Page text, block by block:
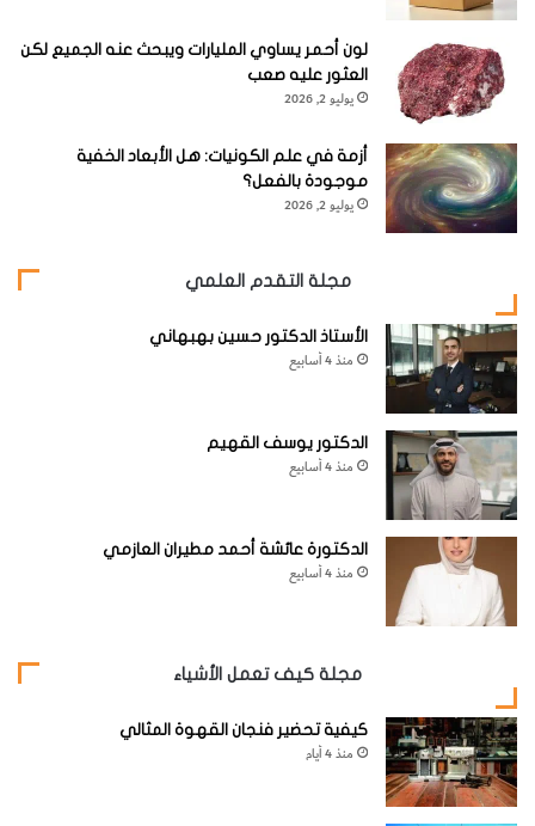
لون أحمر يساوي المليارات ويبحث عنه الجميع لكن
العثور عليه صعب
يوليو 2, 2026
أزمة في علم الكونيات: هل الأبعاد الخفية
موجودة بالفعل؟
يوليو 2, 2026
مجلة التقدم العلمي
الأستاذ الدكتور حسين بهبهاني
منذ 4 أسابيع
الدكتور يوسف القهيم
منذ 4 أسابيع
الدكتورة عائشة أحمد مطيران العازمي
منذ 4 أسابيع
مجلة كيف تعمل الأشياء
كيفية تحضير فنجان القهوة المثالي
منذ 4 أيام